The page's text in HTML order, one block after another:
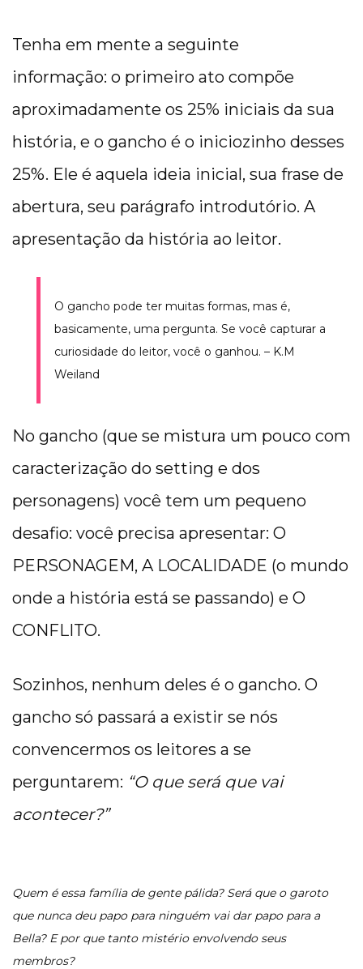
Tenha em mente a seguinte
informação: o primeiro ato compõe
aproximadamente os 25% iniciais da sua
história, e o gancho é o iniciozinho desses
25%. Ele é aquela ideia inicial, sua frase de
abertura, seu parágrafo introdutório. A
apresentação da história ao leitor.
O gancho pode ter muitas formas, mas é,
basicamente, uma pergunta. Se você capturar a
curiosidade do leitor, você o ganhou. – K.M
Weiland
No gancho (que se mistura um pouco com
caracterização do setting e dos
personagens) você tem um pequeno
desafio: você precisa apresentar: O
PERSONAGEM, A LOCALIDADE (o mundo
onde a história está se passando) e O
CONFLITO.
Sozinhos, nenhum deles é o gancho. O
gancho só passará a existir se nós
convencermos os leitores a se
perguntarem: “O que será que vai
acontecer?”
Quem é essa família de gente pálida? Será que o garoto
que nunca deu papo para ninguém vai dar papo para a
Bella? E por que tanto mistério envolvendo seus
membros?